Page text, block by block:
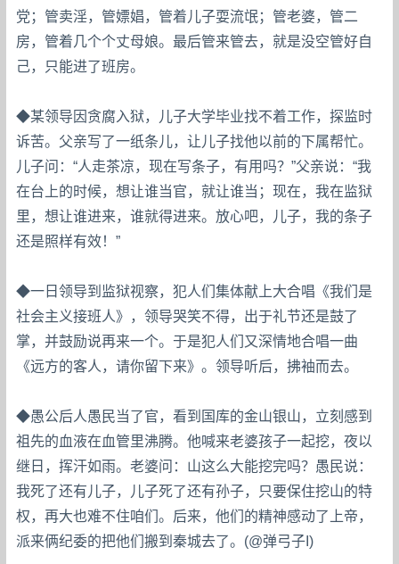
党；管卖淫，管嫖娼，管着儿子耍流氓；管老婆，管二
房，管着几个个丈母娘。最后管来管去，就是没空管好自
己，只能进了班房。
◆某领导因贪腐入狱，儿子大学毕业找不着工作，探监时
诉苦。父亲写了一纸条儿，让儿子找他以前的下属帮忙。
儿子问：“人走茶凉，现在写条子，有用吗？”父亲说：“我
在台上的时候，想让谁当官，就让谁当；现在，我在监狱
里，想让谁进来，谁就得进来。放心吧，儿子，我的条子
还是照样有效！”
◆一日领导到监狱视察，犯人们集体献上大合唱《我们是
社会主义接班人》，领导哭笑不得，出于礼节还是鼓了
掌，并鼓励说再来一个。于是犯人们又深情地合唱一曲
《远方的客人，请你留下来》。领导听后，拂袖而去。
◆愚公后人愚民当了官，看到国库的金山银山，立刻感到
祖先的血液在血管里沸腾。他喊来老婆孩子一起挖，夜以
继日，挥汗如雨。老婆问：山这么大能挖完吗？愚民说：
我死了还有儿子，儿子死了还有孙子，只要保住挖山的特
权，再大也难不住咱们。后来，他们的精神感动了上帝，
派来俩纪委的把他们搬到秦城去了。(@弹弓子I)